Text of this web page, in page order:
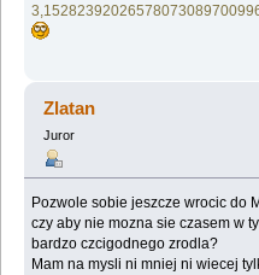
Zlatan
Juror
Pozwole sobie jeszcze wrocic do
czy aby nie mozna sie czasem w
bardzo czcigodnego zrodla?
Mam na mysli ni mniej ni wiecej